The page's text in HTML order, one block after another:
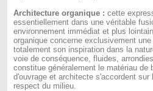
Architecture organique : cette
essentiellement dans une véritable
environnement immédiat et plus
organique concerne exclusivement
totalement son inspiration dans la
voie de conséquence, fluides,
constitue généralement le matériau de
d'ouvrage et architecte s'accordent
respect du milieu.